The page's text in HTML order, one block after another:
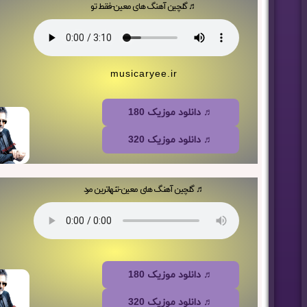
♬ گلچین آهنگ های معین-فقط تو
musicaryee.ir
♬ دانلود موزیک 180
♬ دانلود موزیک 320
♬ گلچین آهنگ های معین-تنهاترین مرد
♬ دانلود موزیک 180
♬ دانلود موزیک 320